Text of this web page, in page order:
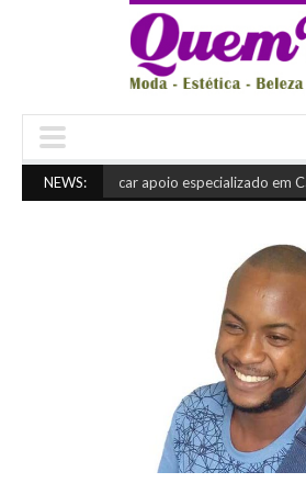
NEWS:
buscar apoio especializado em Cascavel